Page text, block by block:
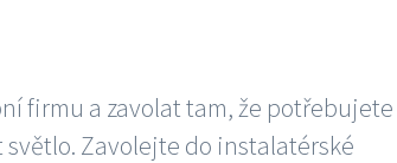
firmu a zavolat tam, že potřebujete
Zavolejte do instalatérské